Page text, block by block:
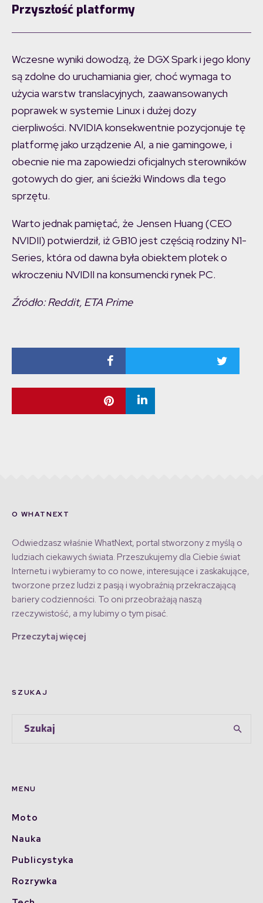
Przyszłość platformy
Wczesne wyniki dowodzą, że DGX Spark i jego klony
są zdolne do uruchamiania gier, choć wymaga to
użycia warstw translacyjnych, zaawansowanych
poprawek w systemie Linux i dużej dozy
cierpliwości. NVIDIA konsekwentnie pozycjonuje tę
platformę jako urządzenie AI, a nie gamingowe, i
obecnie nie ma zapowiedzi oficjalnych sterowników
gotowych do gier, ani ścieżki Windows dla tego
sprzętu.
Warto jednak pamiętać, że Jensen Huang (CEO
NVIDII) potwierdził, iż GB10 jest częścią rodziny N1-
Series, która od dawna była obiektem plotek o
wkroczeniu NVIDII na konsumencki rynek PC.
Źródło: Reddit, ETA Prime
O WHATNEXT
Odwiedzasz właśnie WhatNext, portal stworzony z myślą o
ludziach ciekawych świata. Przeszukujemy dla Ciebie świat
Internetu i wybieramy to co nowe, interesujące i zaskakujące,
tworzone przez ludzi z pasją i wyobraźnią przekraczającą
bariery codzienności. To oni przeobrażają naszą
rzeczywistość, a my lubimy o tym pisać.
Przeczytaj więcej
SZUKAJ
MENU
Moto
Nauka
Publicystyka
Rozrywka